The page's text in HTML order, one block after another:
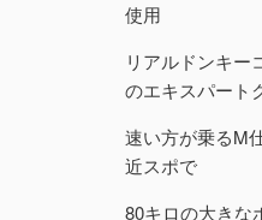
使用
リアルドンキ
のエキスパート
速い方が乗るM
近スポで
80キロの大きな